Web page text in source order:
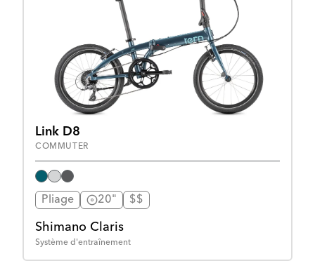
Link D8
COMMUTER
Pliage 20" $$
Shimano Claris
Système d'entraînement